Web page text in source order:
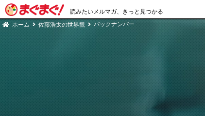
読みたいメルマガ、きっと見つかる
ホーム 佐藤浩太の世界観 バックナンバー